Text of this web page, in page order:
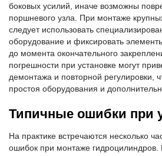
боковых усилий, иначе возможны
поршневого узла. При монтаже
следует использовать
оборудование и фиксировать
до момента окончательного
погрешности при установке могут
демонтажа и повторной регулировки,
простоя оборудования и
Типичные ошибки при
На практике встречаются несколько
ошибок при монтаже гидроцилиндров.